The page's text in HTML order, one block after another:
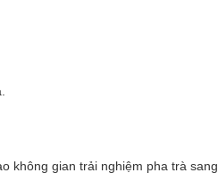
không gian trải nghiệm pha trà sang